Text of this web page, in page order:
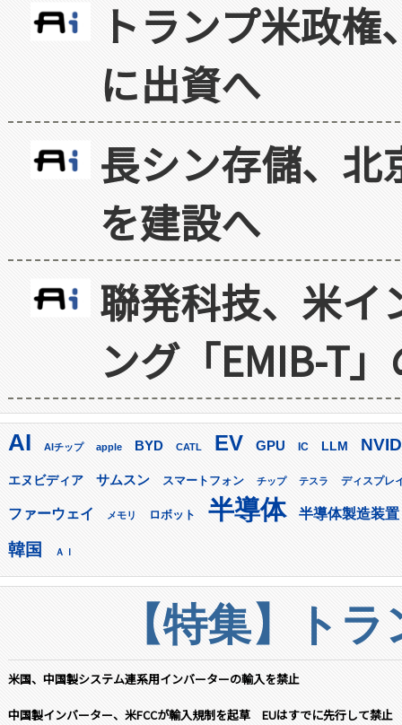
トランプ米政
に出資へ
長シン存儲、北
を建設へ
聯発科技、米イ
ング「EMIB-T
AI AIチップ apple BYD CATL EV GPU IC LLM
エヌビディア サムスン スマートフォン チップ テスラ ディスプレ
ファーウェイ メモリ ロボット 半導体 半導体製造装置
韓国 ＡＩ
【特集】ト
米国、中国製システム連系用インバーターの輸入を禁止
中国製インバーター、米FCCが輸入規制を起草 EUはすでに先行して禁止